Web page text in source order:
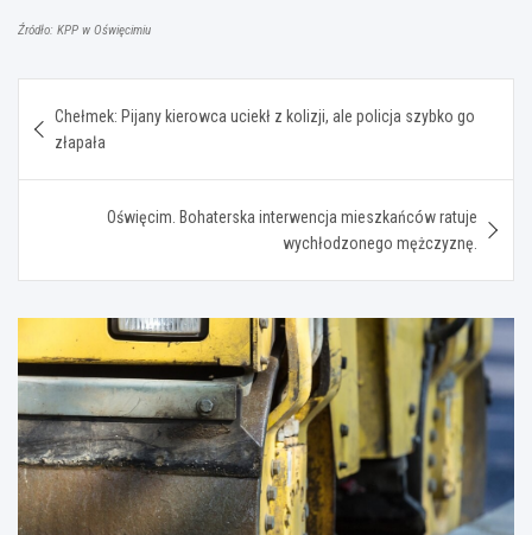
Źródło: KPP w Oświęcimiu
wpisu
Chełmek: Pijany kierowca uciekł z kolizji, ale policja szybko go
złapała
Oświęcim. Bohaterska interwencja mieszkańców ratuje
wychłodzonego mężczyznę.